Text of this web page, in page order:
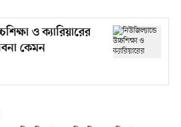
ও ক্যারিয়ারের
কেমন